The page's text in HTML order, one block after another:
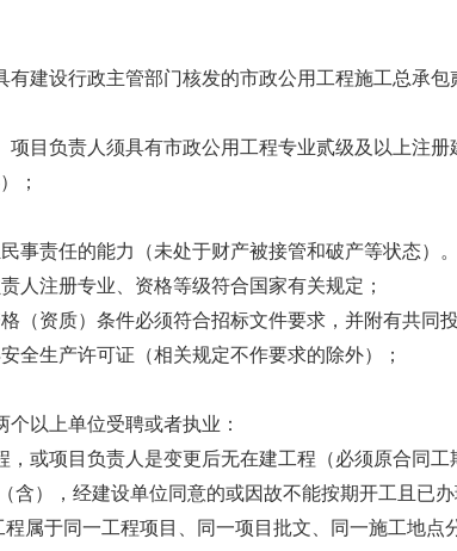
有建设行政主管部门核发的市政公用工程施工总承
项目负责人须具有市政公用工程专业贰级及以上注
；
事责任的能力（未处于财产被接管和破产等状态）。
人注册专业、资格等级符合国家有关规定；
（资质）条件必须符合招标文件要求，并附有共同投
全生产许可证（相关规定不作要求的除外）；
个以上单位受聘或者执业：
，或项目负责人是变更后无在建工程（必须原合同
含），经建设单位同意的或因故不能按期开工且已
属于同一工程项目、同一项目批文、同一施工地点